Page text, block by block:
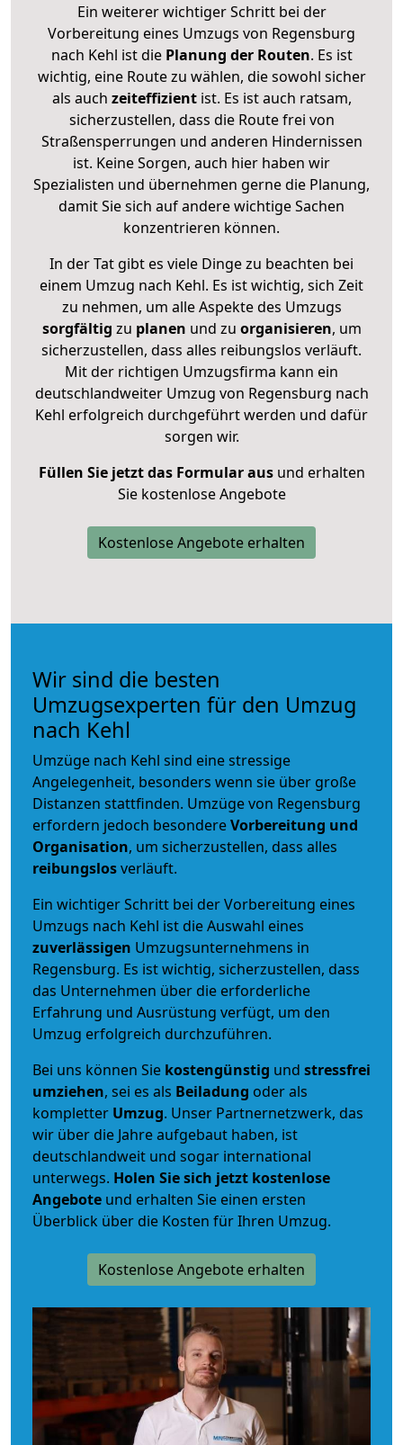
Ein weiterer wichtiger Schritt bei der
Vorbereitung eines Umzugs von Regensburg
nach Kehl ist diePlanung der Routen. Es ist
wichtig, eine Route zu wählen, die sowohl sicher
als auch zeiteffizientist. Es ist auch ratsam,
sicherzustellen, dass die Route frei von
Straßensperrungen und anderen Hindernissen
ist. Keine Sorgen, auch hier haben wir
Spezialisten und übernehmen gerne die Planung,
damit Sie sich auf andere wichtige Sachen
konzentrieren können.
In der Tat gibt es viele Dinge zu beachten bei
einem Umzug nach Kehl. Es ist wichtig, sich Zeit
zu nehmen, um alle Aspekte des Umzugs
sorgfältig zu planen und zu organisieren, um
sicherzustellen, dass alles reibungslos verläuft.
Mit der richtigen Umzugsfirma kann ein
deutschlandweiter Umzug von Regensburg nach
Kehl erfolgreich durchgeführt werden und dafür
sorgen wir.
Füllen Sie jetzt das Formular ausund erhalten
Sie kostenlose Angebote
Kostenlose Angebote erhalten
Wir sind die besten
Umzugsexperten für den Umzug
nach Kehl
Umzüge nach Kehl sind eine stressige
Angelegenheit, besonders wenn sie über große
Distanzen stattfinden. Umzüge von Regensburg
erfordern jedoch besondereVorbereitung und
Organisation, um sicherzustellen, dass alles
reibungslosverläuft.
Ein wichtiger Schritt bei der Vorbereitung eines
Umzugs nach Kehl ist die Auswahl eines
zuverlässigen Umzugsunternehmens in
Regensburg. Es ist wichtig, sicherzustellen, dass
das Unternehmen über die erforderliche
Erfahrung und Ausrüstung verfügt, um den
Umzug erfolgreich durchzuführen.
Bei uns können Sie kostengünstig und stressfrei
umziehen, sei es als Beiladung oder als
kompletter Umzug. Unser Partnernetzwerk, das
wir über die Jahre aufgebaut haben, ist
deutschlandweit und sogar international
unterwegs. Holen Sie sich jetzt kostenlose
Angebote und erhalten Sie einen ersten
Überblick über die Kosten für Ihren Umzug.
Kostenlose Angebote erhalten